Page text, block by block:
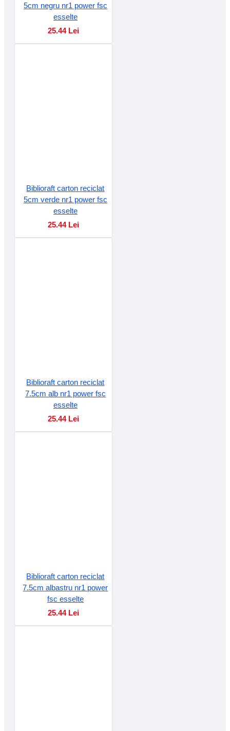
5cm negru nr1 power fsc
esselte
25.44 Lei
Biblioraft carton reciclat
5cm verde nr1 power fsc
esselte
25.44 Lei
Biblioraft carton reciclat
7.5cm alb nr1 power fsc
esselte
25.44 Lei
Biblioraft carton reciclat
7.5cm albastru nr1 power
fsc esselte
25.44 Lei